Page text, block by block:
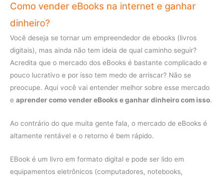
Como vender eBooks na internet e ganhar
dinheiro?
Você deseja se tornar um empreendedor de ebooks (livros
digitais), mas ainda não tem ideia de qual caminho seguir?
Acredita que o mercado dos eBooks é bastante complicado e
pouco lucrativo e por isso tem medo de arriscar? Não se
preocupe. Aqui você vai entender melhor sobre esse mercado
e aprender como vender eBooks e ganhar dinheiro com isso.
Ao contrário do que muita gente fala, o mercado de eBooks é
altamente rentável e o retorno é bem rápido.
EBook é um livro em formato digital e pode ser lido em
equipamentos eletrônicos (computadores, notebooks,